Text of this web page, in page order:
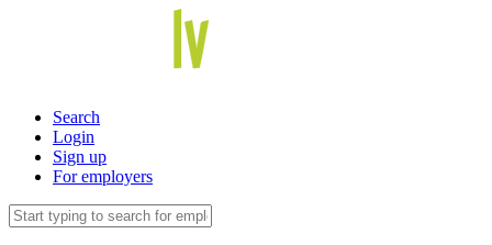
Search
Login
Sign up
For employers